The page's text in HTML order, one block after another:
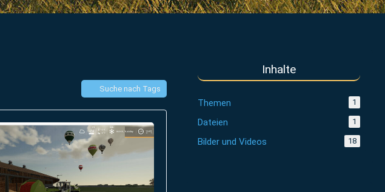
Suche nach Tags
Inhalte
Themen 1
Dateien 1
Bilder und Videos 18